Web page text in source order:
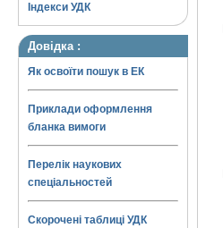
Індекси УДК
Довідка :
Як освоїти пошук в ЕК
Приклади оформлення
бланка вимоги
Перелік наукових
спеціальностей
Скорочені таблиці УДК